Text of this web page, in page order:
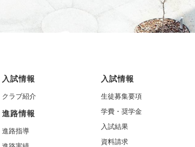
入試情報
クラブ紹介
進路情報
進路指導
入試情報
生徒募集要項
学費・奨学金
入試結果
資料請求